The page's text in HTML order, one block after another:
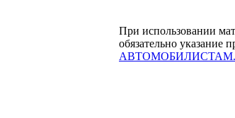
При использовании
обязательно указание